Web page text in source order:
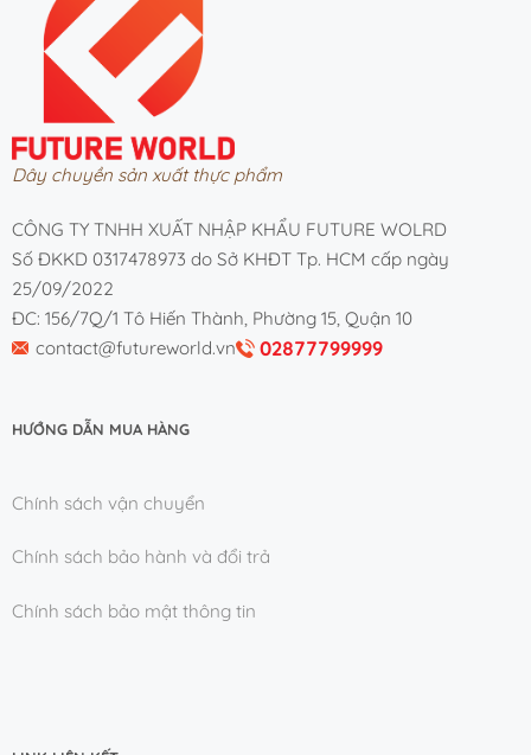
Dây chuyền sản xuất thực phẩm
CÔNG TY TNHH XUẤT NHẬP KHẨU FUTURE WOLRD
Số ĐKKD 0317478973 do Sở KHĐT Tp. HCM cấp ngày
25/09/2022
ĐC: 156/7Q/1 Tô Hiến Thành, Phường 15, Quận 10
contact@futureworld.vn
02877799999
HƯỚNG DẪN MUA HÀNG
Chính sách vận chuyển
Chính sách bảo hành và đổi trả
Chính sách bảo mật thông tin